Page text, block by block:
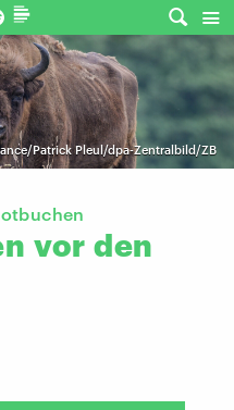
Patrick Pleul/dpa-Zentralbild/ZB
vor den